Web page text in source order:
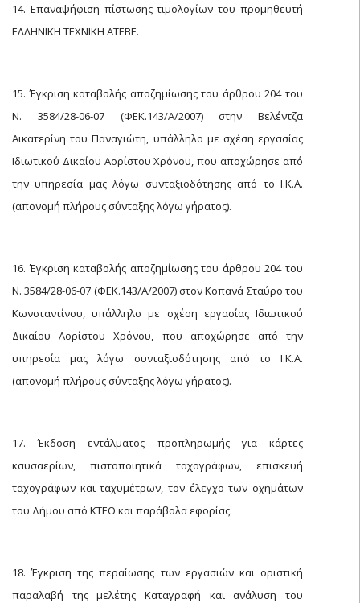
14. Επαναψήφιση πίστωσης τιμολογίων του προμηθευτή
ΕΛΛΗΝΙΚΗ ΤΕΧΝΙΚΗ ΑΤΕΒΕ.
15. Έγκριση καταβολής αποζημίωσης του άρθρου 204 του
Ν. 3584/28-06-07 (ΦΕΚ.143/Α/2007) στην Βελέντζα
Αικατερίνη του Παναγιώτη, υπάλληλο με σχέση εργασίας
Ιδιωτικού Δικαίου Αορίστου Χρόνου, που αποχώρησε από
την υπηρεσία μας λόγω συνταξιοδότησης από το Ι.Κ.Α.
(απονομή πλήρους σύνταξης λόγω γήρατος).
16. Έγκριση καταβολής αποζημίωσης του άρθρου 204 του
Ν. 3584/28-06-07 (ΦΕΚ.143/Α/2007) στον Κοπανά Σταύρο του
Κωνσταντίνου, υπάλληλο με σχέση εργασίας Ιδιωτικού
Δικαίου Αορίστου Χρόνου, που αποχώρησε από την
υπηρεσία μας λόγω συνταξιοδότησης από το Ι.Κ.Α.
(απονομή πλήρους σύνταξης λόγω γήρατος).
17. Έκδοση εντάλματος προπληρωμής για κάρτες
καυσαερίων, πιστοποιητικά ταχογράφων, επισκευή
ταχογράφων και ταχυμέτρων, τον έλεγχο των οχημάτων
του Δήμου από ΚΤΕΟ και παράβολα εφορίας.
18. Έγκριση της περαίωσης των εργασιών και οριστική
παραλαβή της μελέτης Καταγραφή και ανάλυση του